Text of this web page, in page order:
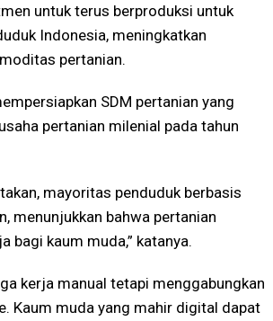
untuk terus berproduksi untuk
Indonesia, meningkatkan
pertanian.
SDM pertanian yang
pertanian milenial pada tahun
mayoritas penduduk berbasis
menunjukkan bahwa pertanian
bagi kaum muda,” katanya.
kerja manual tetapi menggabungkan
Kaum muda yang mahir digital dapat